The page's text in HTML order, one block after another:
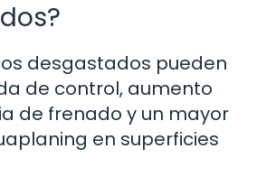
desgastados pueden
de control, aumento
de frenado y un mayor
en superficies